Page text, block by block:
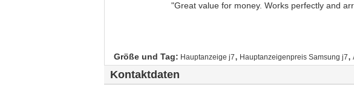
"Great value for money. Works perfectly and
Größe und Tag: Hauptanzeige j7, Hauptanzeigenpreis Samsung j7,
Kontaktdaten